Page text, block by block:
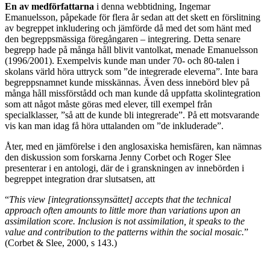
En av medförfattarna i denna webbtidning, Ingemar
Emanuelsson, påpekade för flera år sedan att det skett en förslitning
av begreppet inkludering och jämförde då med det som hänt med
den begreppsmässiga föregångaren – integrering. Detta senare
begrepp hade på många håll blivit vantolkat, menade Emanuelsson
(1996/2001). Exempelvis kunde man under 70- och 80-talen i
skolans värld höra uttryck som ”de integrerade eleverna”. Inte bara
begreppsnamnet kunde misskännas. Även dess innebörd blev på
många håll missförstådd och man kunde då uppfatta skolintegration
som att något måste göras med elever, till exempel från
specialklasser, ”så att de kunde bli integrerade”. På ett motsvarande
vis kan man idag få höra uttalanden om ”de inkluderade”.
Åter, med en jämförelse i den anglosaxiska hemisfären, kan nämnas
den diskussion som forskarna Jenny Corbet och Roger Slee
presenterar i en antologi, där de i granskningen av innebörden i
begreppet integration drar slutsatsen, att
“This view [integrationssynsättet] accepts that the technical
approach often amounts to little more than variations upon an
assimilation score. Inclusion is not assimilation, it speaks to the
value and contribution to the patterns within the social mosaic.”
(Corbet & Slee, 2000, s 143.)